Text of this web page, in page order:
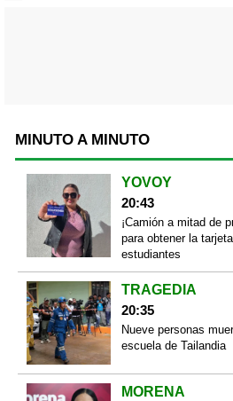
MINUTO A MINUTO
YOVOY
20:43
¡Camión a mitad de
para obtener la
estudiantes
TRAGEDIA
20:35
Nueve personas
escuela de Tailandia
MORENA